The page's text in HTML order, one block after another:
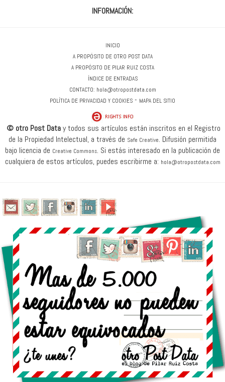
INFORMACIÓN:
INICIO
A PROPÓSITO DE OTRO POST DATA
A PROPÓSITO DE PILAR RUIZ COSTA
ÍNDICE DE ENTRADAS
CONTACTO: hola@otropostdata.com
POLÍTICA DE PRIVACIDAD Y COOKIES - MAPA DEL SITIO
© otro Post Datay todos sus artículos están inscritos en el Registro
de la Propiedad Intelectual, a través de Safe Creative. Difusión permitida
bajo licencia de Creative Commons. Si estás interesado en la publicación de
cualquiera de estos artículos, puedes escribirme a: hola@otropostdata.com